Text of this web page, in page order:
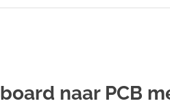
naar PCB